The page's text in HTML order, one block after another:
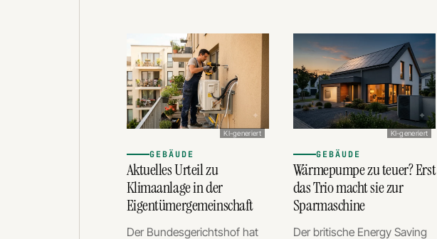
KI-generiert
GEBÄUDE
Aktuelles Urteil zu
Klimaanlage in der
Eigentümergemeinschaft
Der Bundesgerichtshof hat
KI-generiert
GEBÄUDE
Wärmepumpe zu teuer? Erst
das Trio macht sie zur
Sparmaschine
Der britische Energy Saving